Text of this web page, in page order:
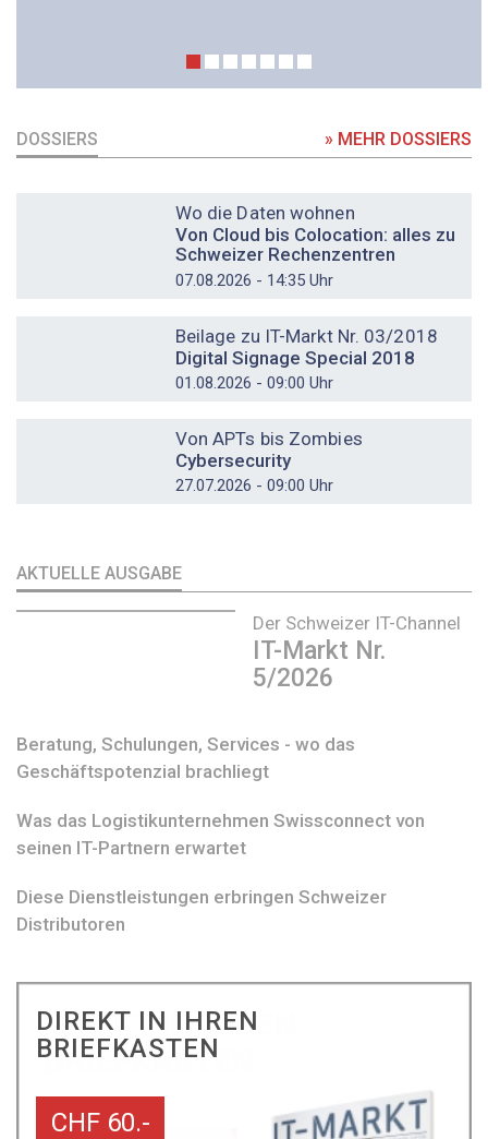
DOSSIERS » MEHR DOSSIERS
Wo die Daten wohnen
Von Cloud bis Colocation: alles zu
Schweizer Rechenzentren
07.08.2026 - 14:35 Uhr
Beilage zu IT-Markt Nr. 03/2018
Digital Signage Special 2018
01.08.2026 - 09:00 Uhr
Von APTs bis Zombies
Cybersecurity
27.07.2026 - 09:00 Uhr
AKTUELLE AUSGABE
Der Schweizer IT-Channel
IT-Markt Nr.
5/2026
Beratung, Schulungen, Services - wo das
Geschäftspotenzial brachliegt
Was das Logistikunternehmen Swissconnect von
seinen IT-Partnern erwartet
Diese Dienstleistungen erbringen Schweizer
Distributoren
DIREKT IN IHREN
BRIEFKASTEN
CHF 60.-